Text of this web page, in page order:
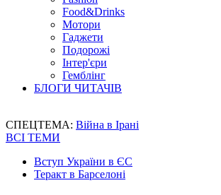
Food&Drinks
Мотори
Гаджети
Подорожі
Інтер'єри
Гемблінг
БЛОГИ ЧИТАЧІВ
СПЕЦТЕМА: Війна в Ірані
ВСІ ТЕМИ
Вступ України в ЄС
Теракт в Барселоні